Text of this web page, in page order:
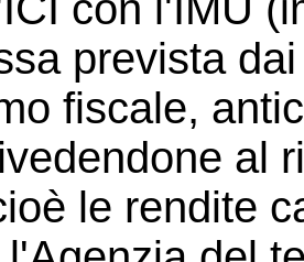
prevista
fiscale,
al
le rendite